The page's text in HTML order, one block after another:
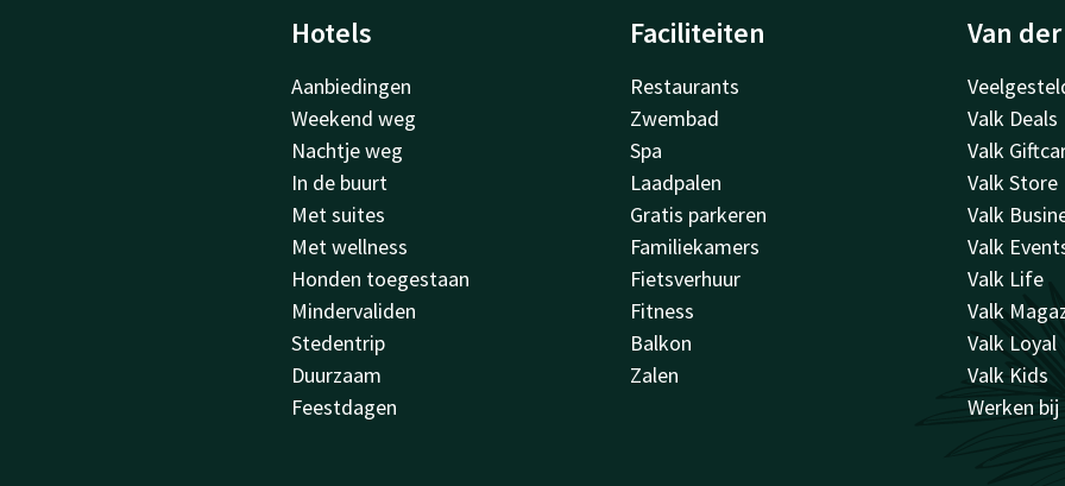
Hotels
Aanbiedingen
Weekend weg
Nachtje weg
In de buurt
Met suites
Met wellness
Honden toegestaan
Mindervaliden
Stedentrip
Duurzaam
Feestdagen
Faciliteiten
Restaurants
Zwembad
Spa
Laadpalen
Gratis parkeren
Familiekamers
Fietsverhuur
Fitness
Balkon
Zalen
Van
Valk Deals
Valk
Valk Store
Valk
Valk
Valk Life
Valk
Valk Loyal
Valk Kids
Werken bij